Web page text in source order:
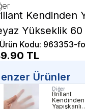
Kendinden
Yükseklik
Ürün Kodu: 963353-
TL
Ürünler
Diğer
Brillant
Kendinden
Yapışkanlı